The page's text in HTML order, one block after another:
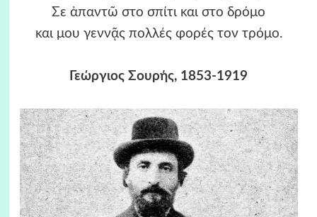
Σε ἀπαντῶ στο σπίτι και στο δρόμο
και μου γεννᾷς πολλές φορές τον τρόμο.
Γεώργιος Σουρής, 1853-1919